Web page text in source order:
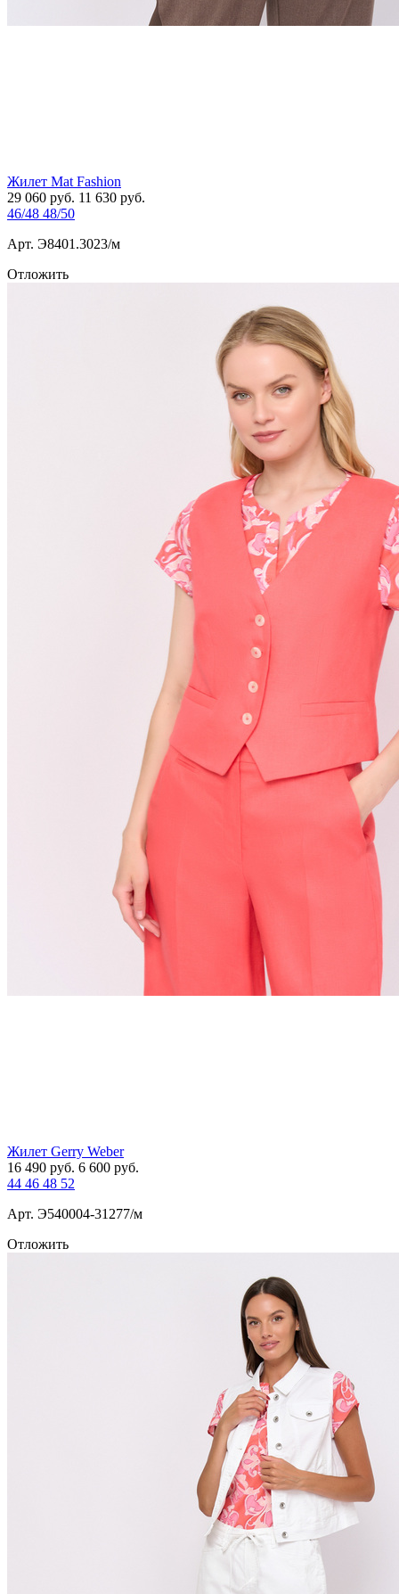
Жилет Mat Fashion
29 060 руб. 11 630 руб.
46/48 48/50
Арт. Э8401.3023/м
Отложить
Жилет Gerry Weber
16 490 руб. 6 600 руб.
44 46 48 52
Арт. Э540004-31277/м
Отложить